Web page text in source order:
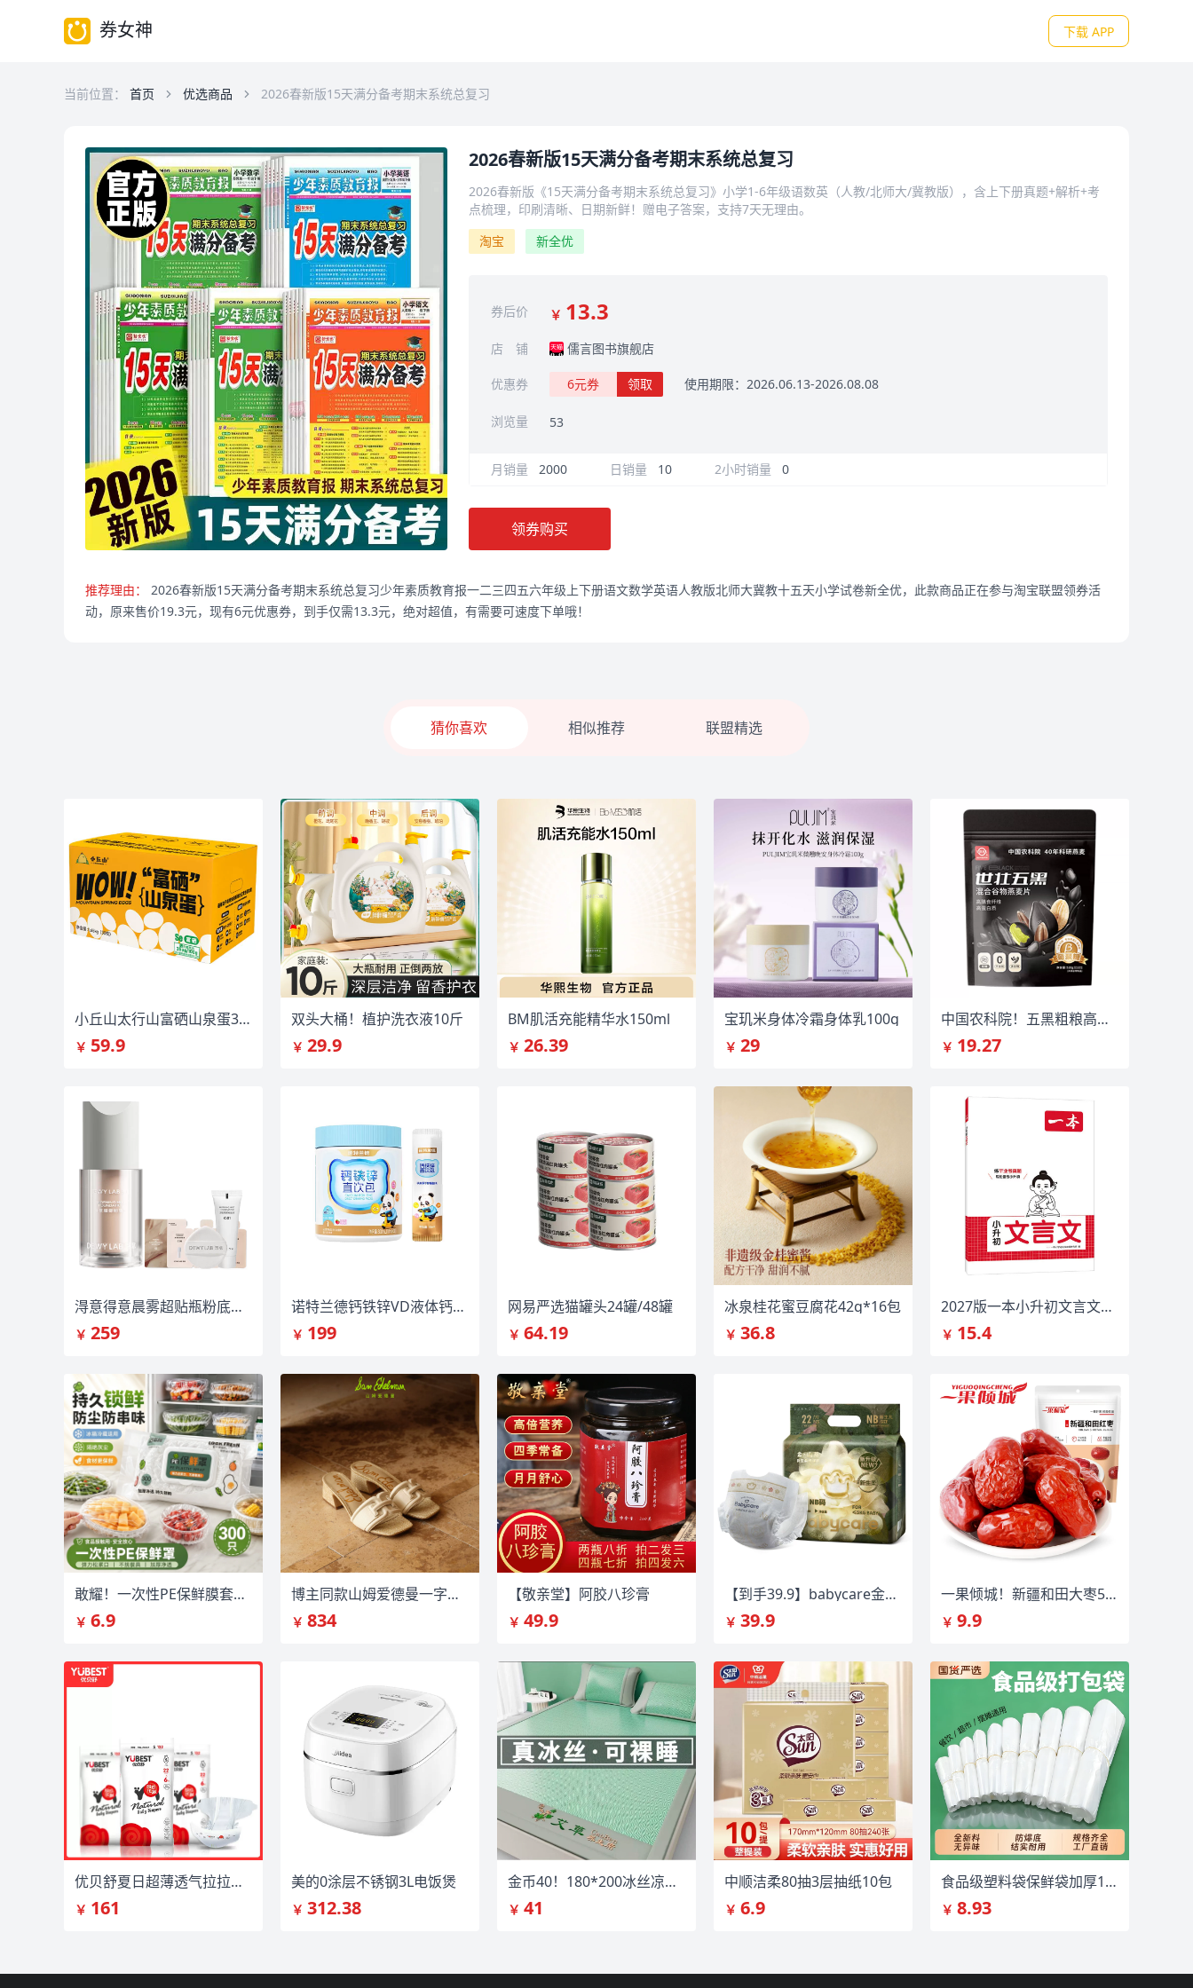
券女神 下载 APP
当前位置： 首页 优选商品 2026春新版15天满分备考期末系统总复习
2026春新版15天满分备考期末系统总复习
2026春新版《15天满分备考期末系统总复习》小学1-6年级语数英（人教/北师大/冀教版），含上下册真题+解析+考
点梳理，印刷清晰、日期新鲜！赠电子答案，支持7天无理由。
淘宝
新全优
券后价 ￥ 13.3
店 铺 儒言图书旗舰店
优惠券 6元券 领取 使用期限：2026.06.13-2026.08.08
浏览量 53
月销量 2000 日销量 10 2小时销量 0
领券购买
推荐理由：
2026春新版15天满分备考期末系统总复习少年素质教育报一二三四五六年级上下册语文数学英语人教版北师大冀教十五天小学试卷新全优，此款商品正在参与淘宝联盟领券活
动，原来售价19.3元，现有6元优惠券，到手仅需13.3元，绝对超值，有需要可速度下单哦！
猜你喜欢 相似推荐 联盟精选
小丘山太行山富硒山泉蛋30枚礼盒装
￥ 59.9
双头大桶！植护洗衣液10斤
￥ 29.9
BM肌活充能精华水150ml
￥ 26.39
宝玑米身体冷霜身体乳100g
￥ 29
中国农科院！五黑粗粮高蛋白混合燕麦片530g
￥ 19.27
淂意得意晨雾超贴瓶粉底液遮瑕持久不脱妆
￥ 259
诺特兰德钙铁锌VD液体钙柠檬酸钙青少年
￥ 199
网易严选猫罐头24罐/48罐
￥ 64.19
冰泉桂花蜜豆腐花42g*16包
￥ 36.8
2027版一本小升初文言文真题专项训练
￥ 15.4
敢耀！一次性PE保鲜膜套300个【抗菌厚款】
￥ 6.9
博主同款山姆爱德曼一字拖凉鞋
￥ 834
【敬亲堂】阿胶八珍膏
￥ 49.9
【到手39.9】babycare金山茶轻柔纸尿裤
￥ 39.9
一果倾城！新疆和田大枣500g/袋
￥ 9.9
优贝舒夏日超薄透气拉拉裤一体裤
￥ 161
美的0涂层不锈钢3L电饭煲
￥ 312.38
金币40！180*200冰丝凉席一套
￥ 41
中顺洁柔80抽3层抽纸10包
￥ 6.9
食品级塑料袋保鲜袋加厚1000只
￥ 8.93